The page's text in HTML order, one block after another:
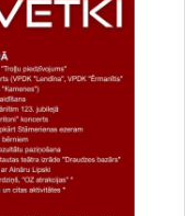
un
Gulbenē